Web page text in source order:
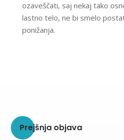
ozaveščati, saj nekaj tako
lastno telo, ne bi smelo
ponižanja.
Prejšnja objava